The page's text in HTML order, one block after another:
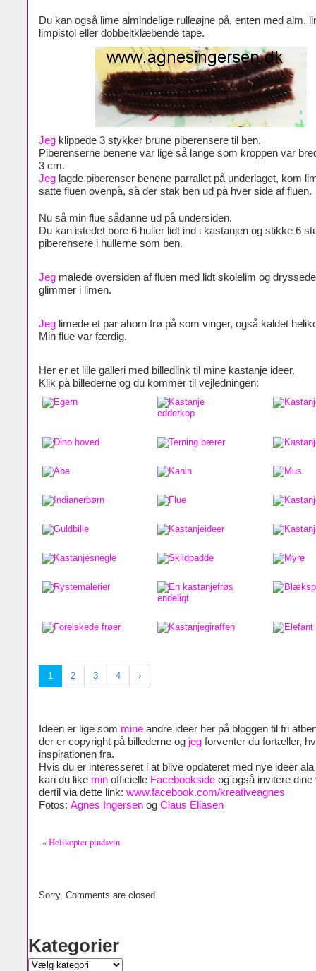
Du kan også lime almindelige rulleøjne på, enten med alm.
limpistol eller dobbeltklæbende tape.
Jeg klippede 3 stykker brune piberensere til ben.
Piberenserne benene var lige så lange som kroppen var
3 cm.
Jeg lagde piberenser benene parrallet på underlaget, kom
satte fluen ovenpå, så der stak ben ud på hver side af fluen.
Nu så min flue sådanne ud på undersiden.
Du kan istedet bore 6 huller lidt ind i kastanjen og stikke 6
piberensere i hullerne som ben.
Jeg malede oversiden af fluen med lidt skolelim og
glimmer i limen.
Jeg limede et par ahorn frø på som vinger, også kaldet
Min flue var færdig.
Her er et lille galleri med billedlink til mine kastanje ideer.
Klik på billederne og du kommer til vejledningen:
1 2 3 4 ›
Ideen er lige som mine andre ideer her på bloggen til fri
der er copyright på billederne og jeg forventer du fortæller,
inspirationen fra.
Hvis du er interesseret i at blive opdateret med nye ideer
kan du like min officielle Facebookside og også invitere dine
dertil via dette link: www.facebook.com/kreativeagnes
Fotos: Agnes Ingersen og Claus Eliasen
«Helikopter pindsvin
Sorry, Comments are closed.
Kategorier
Kategorier